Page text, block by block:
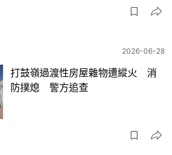
2026-06-28
打鼓嶺過渡性房屋雜物遭縱火 消
防撲熄 警方追查